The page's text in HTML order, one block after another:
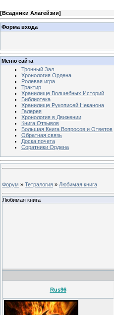
[Всадники Алагейзии]
Форма входа
Меню сайта
Тронный Зал
Хронология Ордена
Ролевая игра
Трактир
Хранилище Волшебных Историй
Библиотека
Хранилище Рукописей Неканона
Галерея
Хронология в Движении
Книга Отзывов
Большая Книга Вопросов и Ответов
Обратная связь
Доска почета
Соратники Ордена
Форум » Тетралогия » Любимая книга
Любимая книга
Rus96